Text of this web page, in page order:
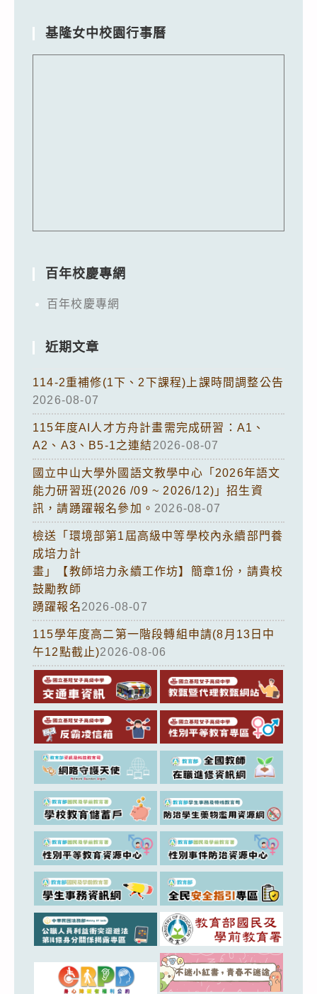
基隆女中校園行事曆
百年校慶專網
百年校慶專網
近期文章
114-2重補修(1下、2下課程)上課時間調整公告
2026-08-07
115年度AI人才方舟計畫需完成研習：A1、
A2、A3、B5-1之連結2026-08-07
國立中山大學外國語文教學中心「2026年語文
能力研習班(2026 /09 ~ 2026/12)」招生資
訊，請踴躍報名參加。 2026-08-07
檢送「環境部第1屆高級中等學校內永續部門養
成培力計
畫」【教師培力永續工作坊】簡章1份，請貴校
鼓勵教師
踴躍報名2026-08-07
115學年度高二第一階段轉組申請(8月13日中
午12點截止)2026-08-06